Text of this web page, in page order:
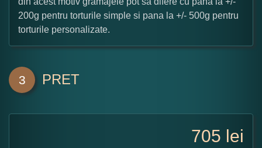
200g pentru torturile simple si pana la +/- 500g pentru
torturile personalizate.
3 PRET
705 lei